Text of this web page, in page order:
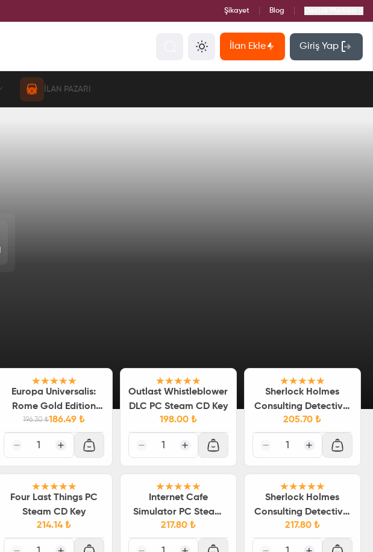
Şikayet Blog
İlan Ekle Giriş Yap
İLAN PAZARI
%5
Europa Universalis:
Rome Gold Edition
Steam CD Key
196.30₺186.49₺
1
Outlast Whistleblower
DLC PC Steam CD Key
198.00₺
1
Sherlock Holmes
Consulting Detective:
The Case of the
Mystified Murderess
Steam CD Key
205.70 ₺
1
Four Last Things PC
Steam CD Key
214.14₺
Internet Cafe
Simulator PC Steam
CD Key
217.80₺
Sherlock Holmes
Consulting Detective:
The Case of the
Mummy's Curse Steam
217.80₺